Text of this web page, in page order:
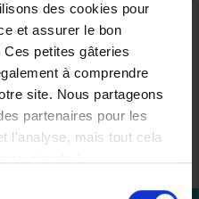
des cookies pour
et assurer le bon
petites gâteries
à comprendre
site. Nous partageons
partenaires pour les
l'analyse, mais tout cela
AUSSI